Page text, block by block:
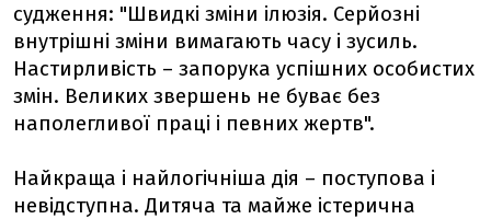
судження: "Швидкі зміни ілюзія. Серйозні
внутрішні зміни вимагають часу і зусиль.
Настирливість – запорука успішних особистих
змін. Великих звершень не буває без
наполегливої праці і певних жертв".
Найкраща і найлогічніша дія – поступова і
невідступна. Дитяча та майже істерична